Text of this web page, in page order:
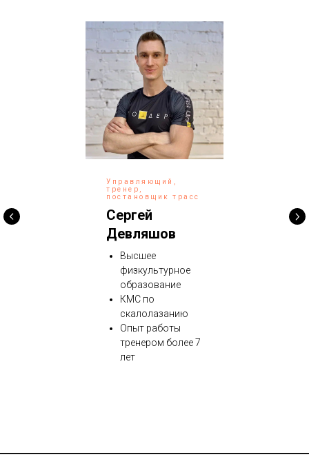
Управляющий,
тренер,
постановщик трасс
Сергей
Девляшов
Высшее
физкультурное
образование
КМС по
скалолазанию
Опыт работы
тренером более 7
лет